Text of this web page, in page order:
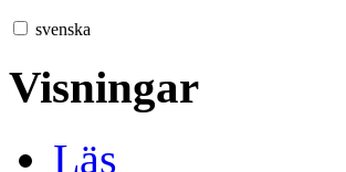
svenska
Visningar
Läs